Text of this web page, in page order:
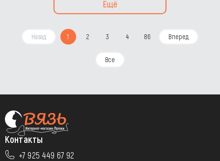
Ещё
Назад 1 2 3 4 86 Вперед
Все
Контакты
+7 925 449 67 92